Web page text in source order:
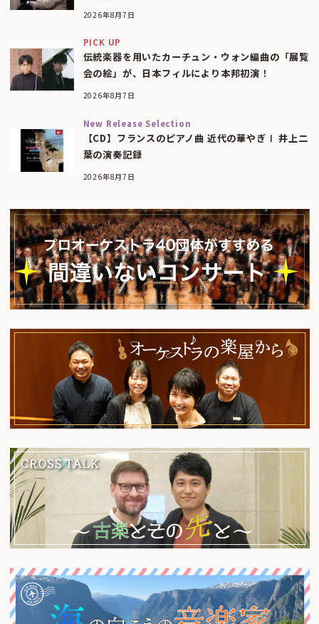
2026年8月7日
PICK UP
伝統楽器を用いたカーチュン・ウォン編曲の「展覧
会の絵」が、日本フィルにより本邦初演！
2026年8月7日
New Release Selection
【CD】フランスのピアノ曲 近代の華やぎⅠ 井上二
葉の演奏記録
2026年8月7日